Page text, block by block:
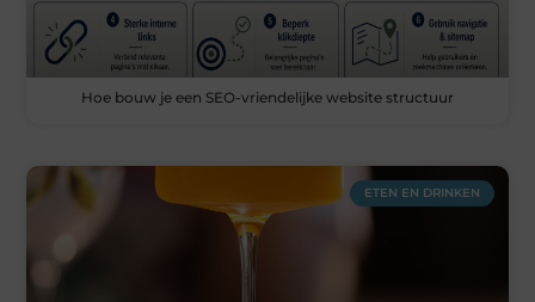
Hoe bouw je een SEO-vriendelijke website structuur
ETEN EN DRINKEN